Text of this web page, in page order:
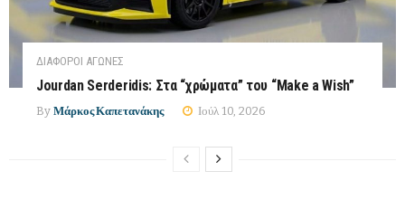
ΔΙΆΦΟΡΟΙ ΑΓΏΝΕΣ
Jourdan Serderidis: Στα “χρώματα” του “Make a Wish”
By Μάρκος Καπετανάκης Ιούλ 10, 2026